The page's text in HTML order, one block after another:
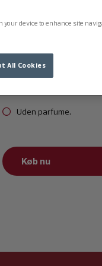
Klinisk bevist
Let og nærende
Uden parfume.
Køb nu
your device to enhance site
All Cookies